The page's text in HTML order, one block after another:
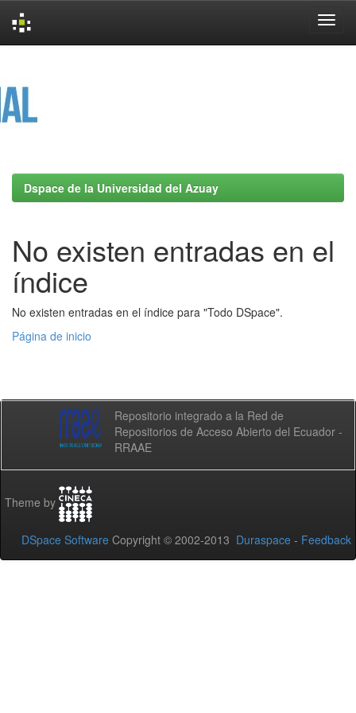
Dspace de la Universidad del Azuay
No existen entradas en el
índice
No existen entradas en el índice para "Todo DSpace".
Página de inicio
Repositorio integrado a la Red de
Repositorios de Acceso Abierto del Ecuador -
RRAAE
Theme by
DSpace Software Copyright © 2002-2013 Duraspace - Feedback